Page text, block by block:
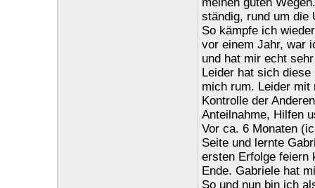
ständig, rund um die
So kämpfe ich
vor einem Jahr, war
und hat mir echt
Leider hat sich
mich rum. Leider
Kontrolle der
Anteilnahme, Hilfen
Vor ca. 6 Monaten
Seite und lernte
ersten Erfolge feiern
Ende. Gabriele hat
So und nun bin ich